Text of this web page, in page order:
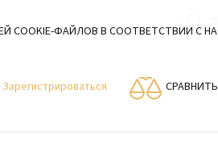
Зарегистрироваться СРАВНИТЬ
COOKIE-ФАЙЛОВ В СООТВЕТСТВИИ